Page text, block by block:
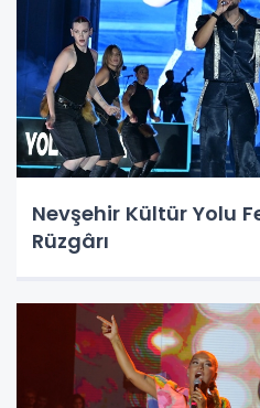
Nevşehir Kültür Yolu
Rüzgârı